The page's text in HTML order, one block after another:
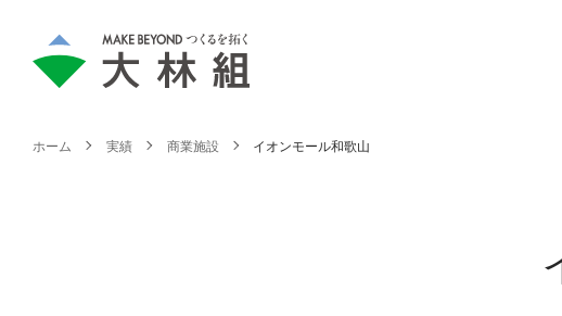
ホーム 実績 商業施設 イオンモール和歌山